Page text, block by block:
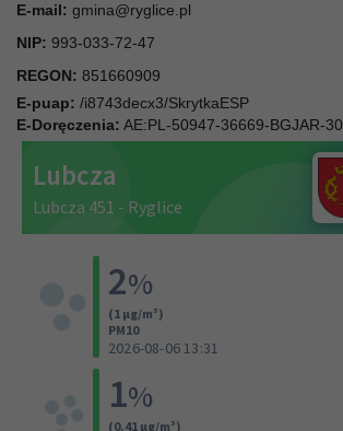
E-mail: gmina@ryglice.pl
NIP: 993-033-72-47
REGON: 851660909
E-puap: /i8743decx3/SkrytkaESP
E-Doręczenia: AE:PL-50947-36669-BGJAR-30